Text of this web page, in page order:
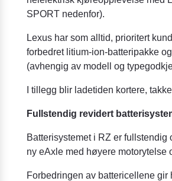
SPORT nedenfor).
Lexus har som alltid, prioritert
forbedret litium-ion-batteripakke
(avhengig av modell og
I tillegg blir ladetiden kortere,
Fullstendig revidert
Batterisystemet i RZ er
ny eAxle med høyere motorytelse
Forbedringen av battericellene